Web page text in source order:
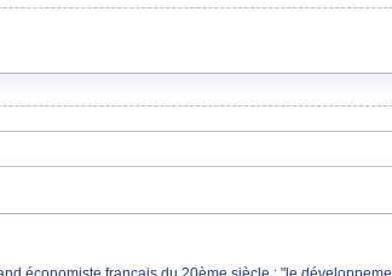
économiste français du 20ème siècle : "le